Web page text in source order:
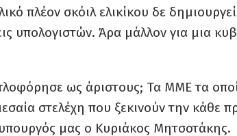
πλέον σκόιλ ελικίκου δε
υπολογιστών. Άρα μάλλον για μια
ως άριστους; Τα ΜΜΕ τα
στελέχη που ξεκινούν την κάθε
μας ο Κυριάκος Μητσοτάκης.